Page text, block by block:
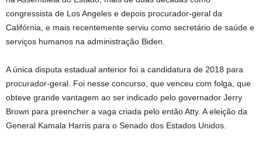
congressista de Los Angeles e depois procurador-geral da
Califórnia, e mais recentemente serviu como secretário de saúde e
serviços humanos na administração Biden.
A única disputa estadual anterior foi a candidatura de 2018 para
procurador-geral. Foi nesse concurso, que venceu com folga, que
obteve grande vantagem ao ser indicado pelo governador Jerry
Brown para preencher a vaga criada pelo então Atty. A eleição da
General Kamala Harris para o Senado dos Estados Unidos.